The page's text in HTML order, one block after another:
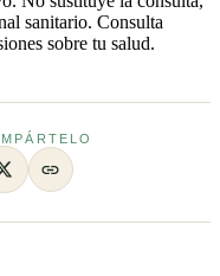
sanitario. Consulta
sobre tu salud.